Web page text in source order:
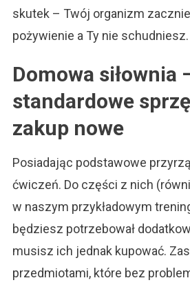
skutek – Twój organizm
pożywienie a Ty nie schudniesz.
Domowa siłownia
standardowe
zakup nowe
Posiadając podstawowe
ćwiczeń. Do części z nich
w naszym przykładowym
będziesz potrzebował
musisz ich jednak kupować.
przedmiotami, które bez